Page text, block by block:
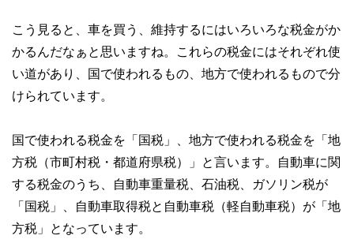
こう見ると、車を買う、維持するにはいろいろな税金がか
かるんだなぁと思いますね。これらの税金にはそれぞれ使
い道があり、国で使われるもの、地方で使われるもので分
けられています。
国で使われる税金を「国税」、地方で使われる税金を「地
方税（市町村税・都道府県税）」と言います。自動車に関
する税金のうち、自動車重量税、石油税、ガソリン税が
「国税」、自動車取得税と自動車税（軽自動車税）が「地
方税」となっています。